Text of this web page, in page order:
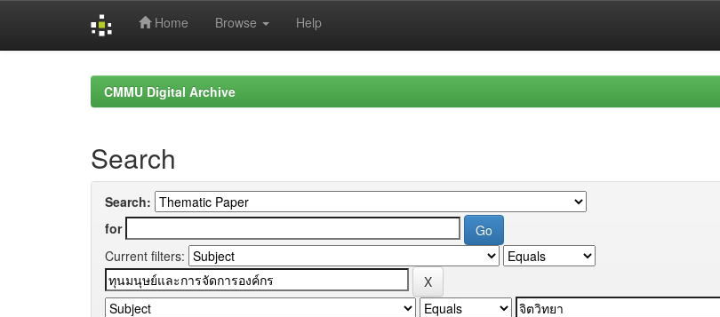
Home Browse Help
CMMU Digital Archive
Search
Search:
for
Current filters: